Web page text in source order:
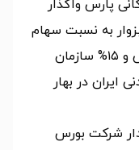
پارس واگذار
به نسبت سهام
۸۵% متعلق به شرکت اپال کانی پارس و ۱۵% سازمان
ایران در بهار
شرکت بورس